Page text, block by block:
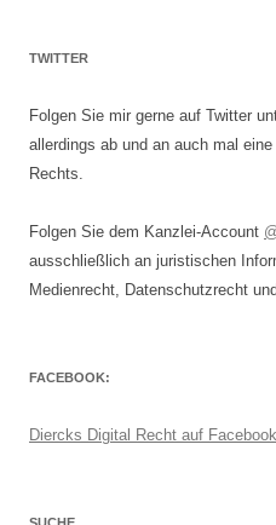
TWITTER
Folgen Sie mir gerne auf Twitter
allerdings ab und an auch mal
Rechts.
Folgen Sie dem Kanzlei-Account
ausschließlich an juristischen
Medienrecht, Datenschutzrecht
FACEBOOK:
Diercks Digital Recht auf Facebook